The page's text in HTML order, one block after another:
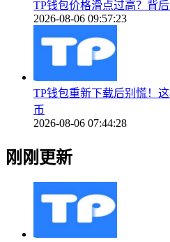
TP钱包价格滑点过高？背
2026-08-06 09:57:23
TP钱包重新下载后别慌！
币
2026-08-06 07:44:28
刚刚更新